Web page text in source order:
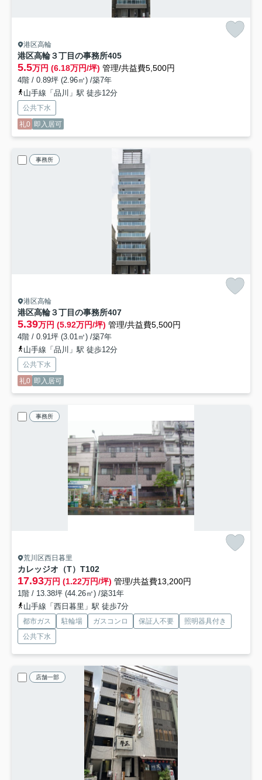
港区高輪
港区高輪３丁目の事務所405
5.5万円 (6.18万円/坪) 管理/共益費5,500円
4階 / 0.89坪 (2.96㎡) /築7年
山手線「品川」駅 徒歩12分
公共下水
礼0 即入居可
事務所
港区高輪
港区高輪３丁目の事務所407
5.39万円 (5.92万円/坪) 管理/共益費5,500円
4階 / 0.91坪 (3.01㎡) /築7年
山手線「品川」駅 徒歩12分
公共下水
礼0 即入居可
事務所
荒川区西日暮里
カレッジオ（T） T102
17.93万円 (1.22万円/坪) 管理/共益費13,200円
1階 / 13.38坪 (44.26㎡) /築31年
山手線「西日暮里」駅 徒歩7分
都市ガス 駐輪場 ガスコンロ 保証人不要
照明器具付き
公共下水
店舗一部